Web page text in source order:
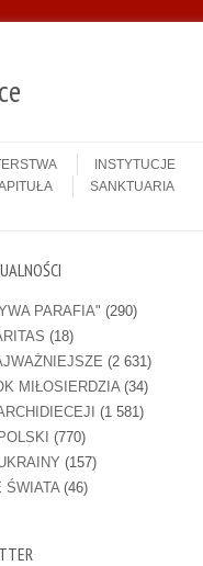
INSTYTUCJE
SANKTUARIA
PARAFIA" (290)
(18)
(2 631)
MIŁOSIERDZIA(34)
(1 581)
(770)
(157)
ŚWIATA(46)